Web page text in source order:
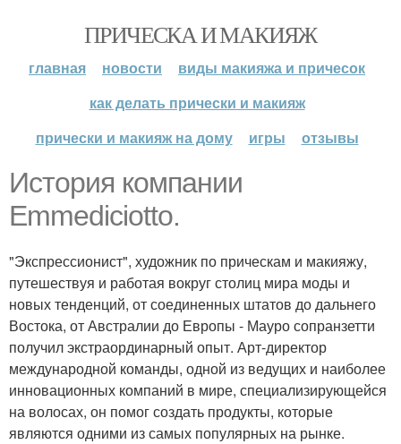
ПРИЧЕСКА И МАКИЯЖ
главная новости
виды макияжа и причесок
как делать прически и макияж
прически и макияж на дому
игры отзывы
История компании
Emmediciotto.
"Экспрессионист", художник по прическам и макияжу,
путешествуя и работая вокруг столиц мира моды и
новых тенденций, от соединенных штатов до дальнего
Востока, от Австралии до Европы - Мауро сопранзетти
получил экстраординарный опыт. Арт-директор
международной команды, одной из ведущих и наиболее
инновационных компаний в мире, специализирующейся
на волосах, он помог создать продукты, которые
являются одними из самых популярных на рынке.